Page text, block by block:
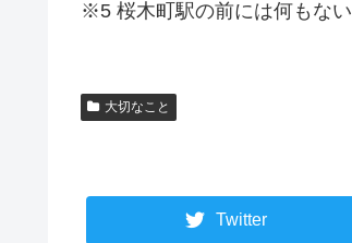
※5 桜木町駅の前には何もない
大切なこと
Twitter